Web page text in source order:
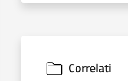
Correlati